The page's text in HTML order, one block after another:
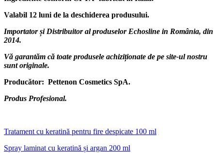
Valabil 12 luni de la deschiderea produsului.
Importator și Distribuitor al produselor Echosline in România, din
2014.
Vă garantăm că toate produsele achiziționate de pe site-ul nostru
sunt originale.
Producător: Pettenon Cosmetics SpA.
Produs Profesional.
Tratament cu keratină pentru fire despicate 100 ml
Spray laminat cu keratină și argan 200 ml